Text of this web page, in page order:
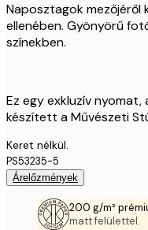
Naposztagok mezőjéről
ellenében. Gyönyörű
színekben.
Ez egy exkluzív
készített a Művészeti
Keret nélkül.
PS53235-5
Árelőzmények
200 g/m²
matt felülettel.